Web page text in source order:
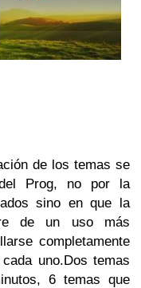
de los temas se
Prog, no por la
sino en que la
de un uso más
completamente
uno. Dos temas
, 6 temas que